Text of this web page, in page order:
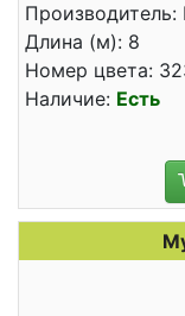
Производитель:
Длина (м): 8
Номер цвета:
Наличие: Есть